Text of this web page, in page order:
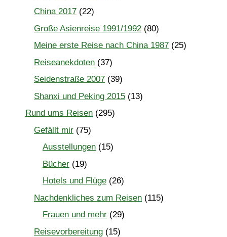
China 2017 (22)
Große Asienreise 1991/1992 (80)
Meine erste Reise nach China 1987 (25)
Reiseanekdoten (37)
Seidenstraße 2007 (39)
Shanxi und Peking 2015 (13)
Rund ums Reisen (295)
Gefällt mir (75)
Ausstellungen (15)
Bücher (19)
Hotels und Flüge (26)
Nachdenkliches zum Reisen (115)
Frauen und mehr (29)
Reisevorbereitung (15)